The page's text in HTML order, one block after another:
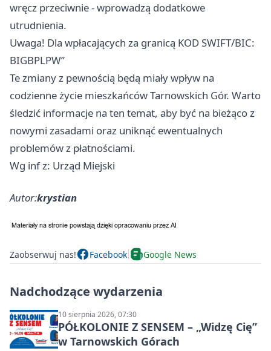
wręcz przeciwnie - wprowadzą dodatkowe
utrudnienia.
Uwaga! Dla wpłacających za granicą KOD SWIFT/BIC:
BIGBPLPW”
Te zmiany z pewnością będą miały wpływ na
codzienne życie mieszkańców Tarnowskich Gór. Warto
śledzić informacje na ten temat, aby być na bieżąco z
nowymi zasadami oraz uniknąć ewentualnych
problemów z płatnościami.
Wg inf z: Urząd Miejski
Autor:krystian
Zaobserwuj nas! Facebook Google News
Nadchodzące wydarzenia
10 sierpnia 2026, 07:30
PÓŁKOLONIE Z SENSEM – „Widzę Cię”
w Tarnowskich Górach